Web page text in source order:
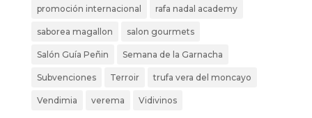
promoción internacional rafa nadal academy
saborea magallon salon gourmets
Salón Guía Peñin Semana de la Garnacha
Subvenciones Terroir trufa vera del moncayo
Vendimia verema Vidivinos